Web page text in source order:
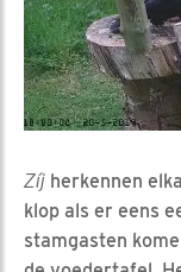
Zíj herkennen
klop als er eens
stamgasten